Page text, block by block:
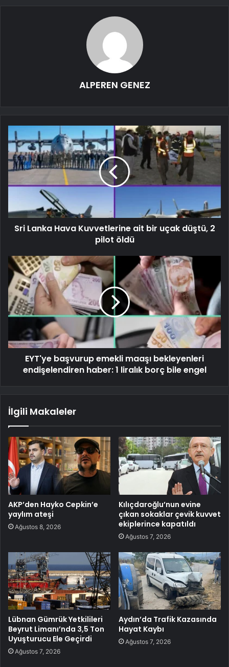
ALPEREN GENEZ
Sri Lanka Hava Kuvvetlerine ait bir uçak düştü, 2
pilot öldü
EYT'ye başvurup emekli maaşı bekleyenleri
endişelendiren haber: 1 liralık borç bile engel
İlgili Makaleler
AKP’den Hayko Cepkin’e
yaylım ateşi
Ağustos 8, 2026
Kılıçdaroğlu’nun evine
çıkan sokaklar çevik kuvvet
ekiplerince kapatıldı
Ağustos 7, 2026
Lübnan Gümrük Yetkilileri
Beyrut Limanı’nda 3,5 Ton
Uyuşturucu Ele Geçirdi
Ağustos 7, 2026
Aydın’da Trafik Kazasında
Hayat Kaybı
Ağustos 7, 2026